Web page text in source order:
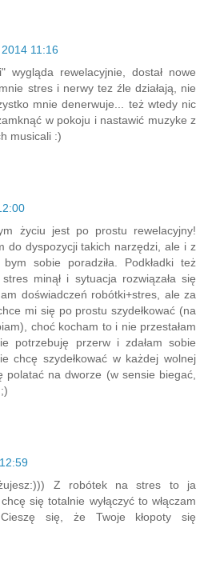
11:16
wygląda rewelacyjnie, dostał nowe
stres i nerwy tez źle działają, nie
mnie denerwuje... też wtedy nic
w pokoju i nastawić muzyke z
musicali :)
życiu jest po prostu rewelacyjny!
do dyspozycji takich narzędzi, ale i z
sobie poradziła. Podkładki też
minął i sytuacja rozwiązała się
doświadczeń robótki+stres, ale za
mi się po prostu szydełkować (na
choć kocham to i nie przestałam
potrzebuję przerw i zdałam sobie
chcę szydełkować w każdej wolnej
polatać na dworze (w sensie biegać,
Z robótek na stres to ja
się totalnie wyłączyć to włączam
się, że Twoje kłopoty się